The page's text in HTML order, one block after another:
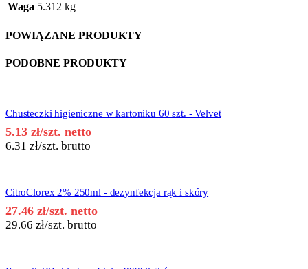
Waga 5.312 kg
POWIĄZANE PRODUKTY
PODOBNE PRODUKTY
Chusteczki higieniczne w kartoniku 60 szt. - Velvet
5.13 zł/szt. netto
6.31 zł/szt. brutto
CitroClorex 2% 250ml - dezynfekcja rąk i skóry
27.46 zł/szt. netto
29.66 zł/szt. brutto